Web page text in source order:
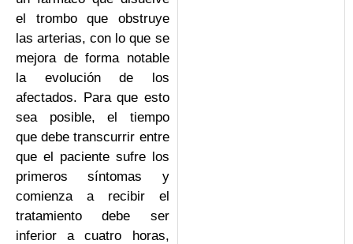
el trombo que obstruye
las arterias, con lo que se
mejora de forma notable
la evolución de los
afectados. Para que esto
sea posible, el tiempo
que debe transcurrir entre
que el paciente sufre los
primeros síntomas y
comienza a recibir el
tratamiento debe ser
inferior a cuatro horas,